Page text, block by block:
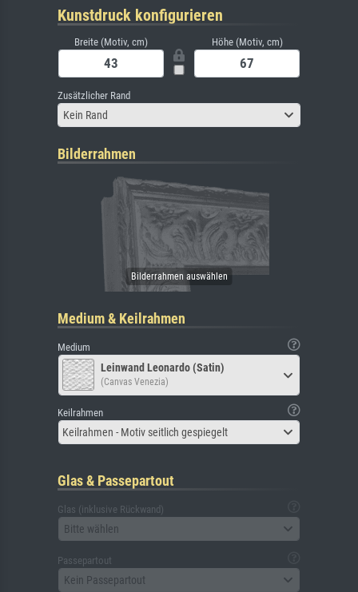
Kunstdruck konfigurieren
Breite (Motiv, cm) Höhe (Motiv, cm)
Zusätzlicher Rand
Kein Rand
Bilderrahmen
Medium & Keilrahmen
Medium
Leinwand Leonardo (Satin)
(Canvas Venezia)
Keilrahmen
Keilrahmen - Motiv seitlich gespiegelt
Glas & Passepartout
Glas (inklusive Rückwand)
Bitte wählen
Passepartout
Kein Passepartout